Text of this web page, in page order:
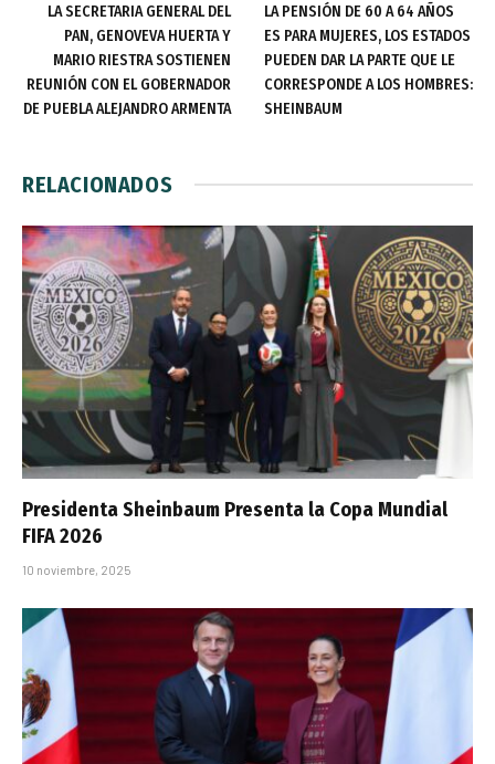
LA SECRETARIA GENERAL DEL
PAN, GENOVEVA HUERTA Y
MARIO RIESTRA SOSTIENEN
REUNIÓN CON EL GOBERNADOR
DE PUEBLA ALEJANDRO ARMENTA
LA PENSIÓN DE 60 A 64 AÑOS
ES PARA MUJERES, LOS ESTADOS
PUEDEN DAR LA PARTE QUE LE
CORRESPONDE A LOS HOMBRES:
SHEINBAUM
RELACIONADOS
Presidenta Sheinbaum Presenta la Copa Mundial
FIFA 2026
10 noviembre, 2025